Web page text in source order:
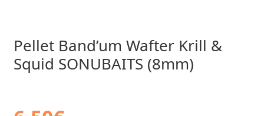
Pellet Band’um Wafter Krill &
Squid SONUBAITS (8mm)